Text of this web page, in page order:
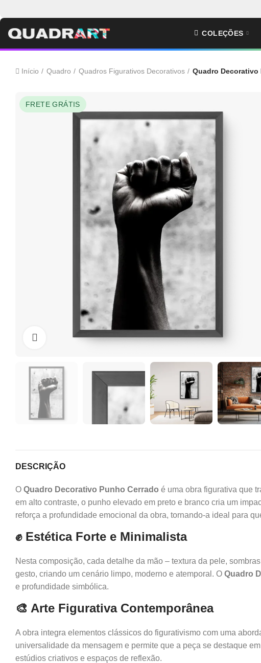
COLEÇÕES
Início Quadro Quadros Figurativos Decorativos Quadro Decorativo
FRETE GRÁTIS
Clique para ampliar
DESCRIÇÃO
O Quadro Decorativo Punho Cerrado é uma obra figurativa que
em alto contraste, o punho elevado em preto e branco cria um
reforça a profundidade emocional da obra, tornando-a ideal para
✊ Estética Forte e Minimalista
Nesta composição, cada detalhe da mão – textura da pele,
gesto, criando um cenário limpo, moderno e atemporal. O Quadro
e profundidade simbólica.
🎨 Arte Figurativa Contemporânea
A obra integra elementos clássicos do figurativismo com uma
universalidade da mensagem e permite que a peça se destaque
estúdios criativos e espaços de reflexão.